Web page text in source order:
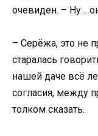
очевиден. – Ну…
– Серёжа, это не
старалась
нашей даче всё
согласия, между
толком сказать.